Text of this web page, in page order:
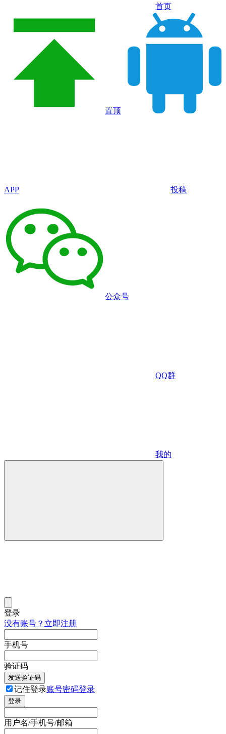
首页
置顶
APP 投稿
公众号
QQ群
我的
登录
没有账号？立即注册
手机号
验证码
发送验证码
记住登录账号密码登录
登录
用户名/手机号/邮箱